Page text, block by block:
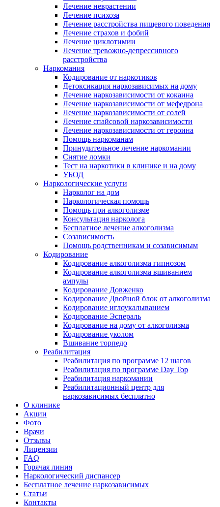
Лечение неврастении
Лечение психоза
Лечение расстройства пищевого поведения
Лечение страхов и фобий
Лечение циклотимии
Лечение тревожно-депрессивного
расстройства
Наркомания
Кодирование от наркотиков
Детоксикация наркозависимых на дому
Лечение наркозависимости от кокаина
Лечение наркозависимости от мефедрона
Лечение наркозависимости от солей
Лечение спайсовой наркозависимости
Лечение наркозависимости от героина
Помощь наркоманам
Принудительное лечение наркомании
Снятие ломки
Тест на наркотики в клинике и на дому
УБОД
Наркологические услуги
Нарколог на дом
Наркологическая помощь
Помощь при алкоголизме
Консультация нарколога
Бесплатное лечение алкоголизма
Созависимость
Помощь родственникам и созависимым
Кодирование
Кодирование алкоголизма гипнозом
Кодирование алкоголизма вшиванием
ампулы
Кодирование Довженко
Кодирование Двойной блок от алкоголизма
Кодирование иглоукалыванием
Кодирование Эспераль
Кодирование на дому от алкоголизма
Кодирование уколом
Вшивание торпедо
Реабилитация
Реабилитация по программе 12 шагов
Реабилитация по программе Day Top
Реабилитация наркомании
Реабилитационный центр для
наркозависимых бесплатно
О клинике
Акции
Фото
Врачи
Отзывы
Лицензии
FAQ
Горячая линия
Наркологический диспансер
Бесплатное лечение наркозависимых
Статьи
Контакты